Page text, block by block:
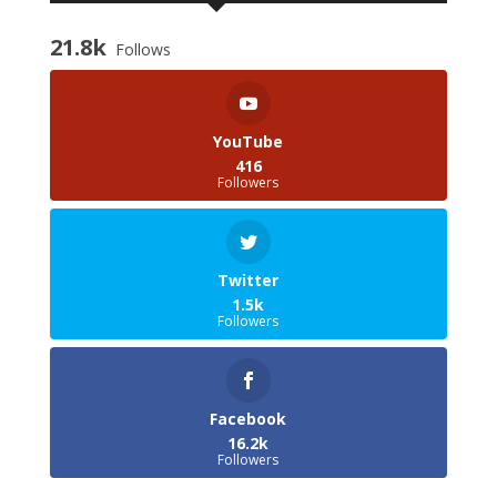
21.8k Follows
YouTube
416
Followers
Twitter
1.5k
Followers
Facebook
16.2k
Followers